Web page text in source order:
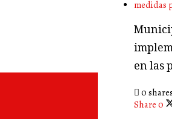
en las
0 shares
Share 0